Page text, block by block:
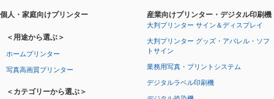
個人・家庭向けプリンター
＜用途から選ぶ＞
ホームプリンター
写真高画質プリンター
＜カテゴリーから選ぶ＞
産業向けプリンター・デジタル印刷機
大判プリンター サイン＆ディスプレイ
大判プリンター グッズ・アパレル・ソフ
トサイン
業務用写真・プリントシステム
デジタルラベル印刷機